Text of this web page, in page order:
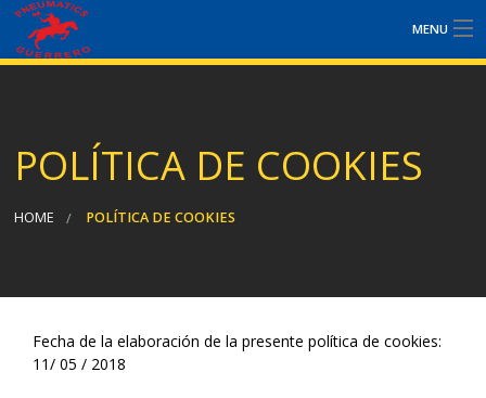
MENU
NOTÍCIAS
CONTACTO
POLÍTICA DE COOKIES
HOME POLÍTICA DE COOKIES
Fecha de la elaboración de la presente política de cookies:
11/ 05 / 2018